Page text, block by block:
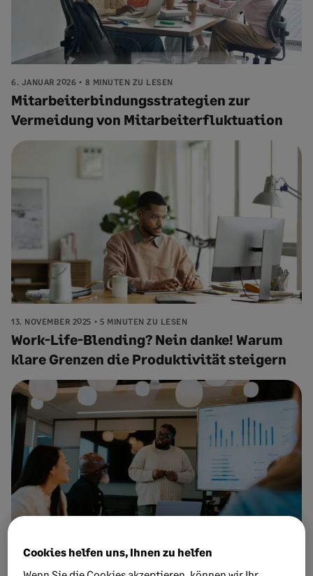
6. JANUAR 2026 8 MINUTEN ZU LESEN
Mitarbeiterbindungsstrategien zur
Vermeidung von Mitarbeiterfluktuation
13. NOVEMBER 2025 5 MINUTEN ZU LESEN
Work-Life-Blending? Nein danke! Warum
klare Grenzen die Produktivität steigern
9 MINUTEN ZU LESEN
Cookies helfen uns, Ihnen zu helfen